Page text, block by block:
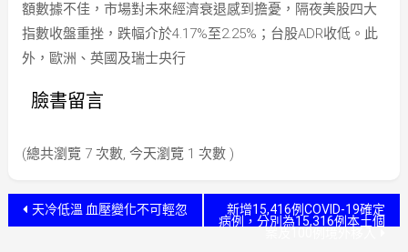
額數據不佳，市場對未來經濟衰退感到擔憂，隔夜美股四大
指數收盤重挫，跌幅介於4.17%至2.25%；台股ADR收低。此
外，歐洲、英國及瑞士央行
臉書留言
(總共瀏覽 7 次數, 今天瀏覽 1 次數 )
文天冷低溫 血壓變化不可輕忽
新增15,416例COVID-19確定
病例，分別為15,316例本土個